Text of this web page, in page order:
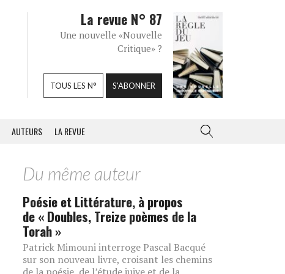
La revue N° 87
Une nouvelle «Nouvelle
Critique» ?
TOUS LES N° S'ABONNER
AUTEURS LA REVUE
Du même auteur
Poésie et Littérature, à propos
de « Doubles, Treize poèmes de la
Torah »
Patrick Mimouni interroge Pascal Bacqué
sur son nouveau livre, croisant les chemins